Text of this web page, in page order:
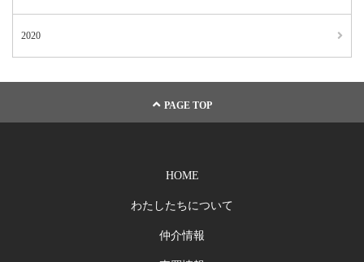
2020
PAGE TOP
HOME
わたしたちについて
仲介情報